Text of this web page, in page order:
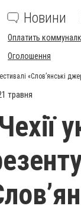
Новини
Оплатить
Оголошення
«Слов’янські
травня